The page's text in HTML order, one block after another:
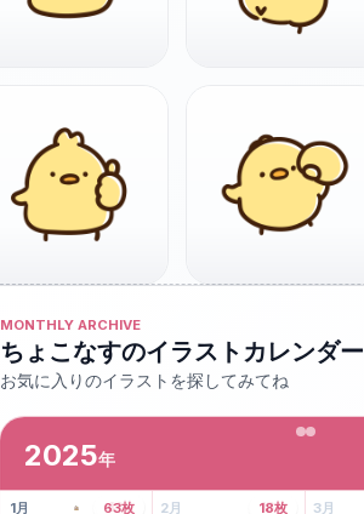
MONTHLY ARCHIVE
ちょこなすのイラストカレンダー
お気に入りのイラストを探してみてね
2025年
1月 2枚 2月 3月
41枚 13枚
63枚 18枚